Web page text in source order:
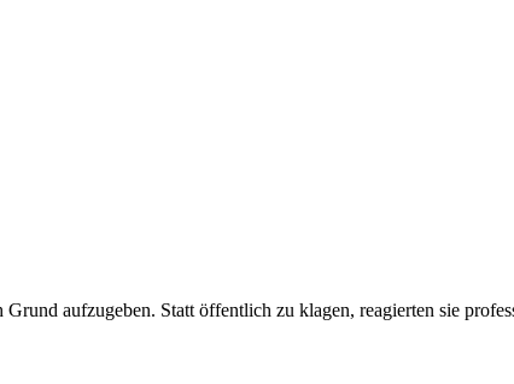
aufzugeben. Statt öffentlich zu klagen, reagierten sie